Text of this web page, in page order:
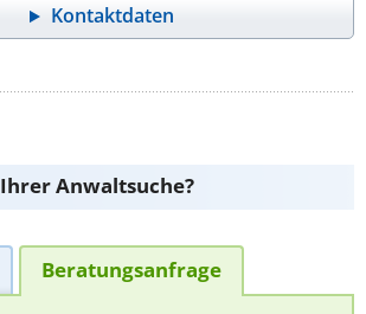
Kontaktdaten
Anwaltsuche?
Beratungsanfrage